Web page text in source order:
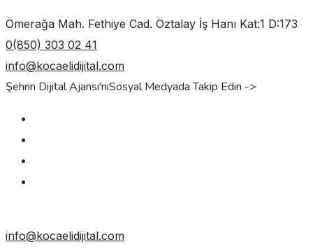
Ömerağa Mah. Fethiye Cad. Öztalay İş Hanı Kat:1 D:173
0(850) 303 02 41
info@kocaelidijital.com
Şehrin Dijital Ajansı'nıSosyal Medyada Takip Edin ->
info@kocaelidijital.com